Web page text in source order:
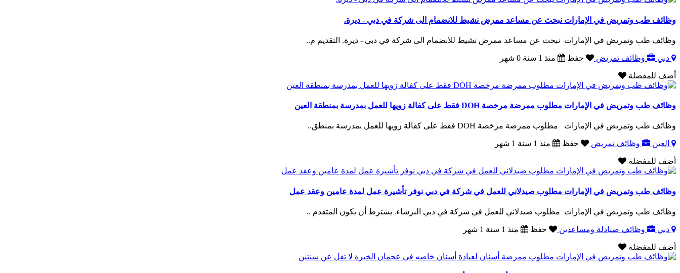
وظائف طب وتمريض في الإمارات نبحث عن مساعد ممرض نشيط للانضمام الى شركة في دبي - ديرة.
وظائف طب وتمريض في الإمارات نبحث عن مساعد ممرض نشيط للانضمام الى شركة في دبي - ديرة. التقديم م..
دبي وظائف تمريض حفظ منذ 1 سنة 0 شهر
أضف للمفضلة
وظائف طب وتمريض في الإمارات مطلوب ممرضة مرخصة DOH فقط على كفالة زويها للعمل بمدرسة بمنطقة العين
وظائف طب وتمريض في الإمارات مطلوب ممرضة مرخصة DOH فقط على كفالة زويها للعمل بمدرسة بمنطق..
العين وظائف تمريض حفظ منذ 1 سنة 1 شهر
أضف للمفضلة
وظائف طب وتمريض في الإمارات مطلوب صيدلاني للعمل في شركة في دبي نوفر تأشيرة عمل لمدة عامين وعقد عمل
وظائف طب وتمريض في الإمارات مطلوب صيدلاني للعمل في شركة في دبي البرشاء. يشترط أن يكون المتقدم ..
دبي وظائف صيادلة ومساعدين حفظ منذ 1 سنة 1 شهر
أضف للمفضلة